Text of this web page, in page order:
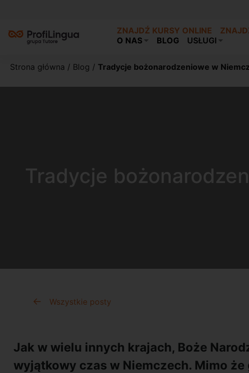
ZNAJDŹ KURSY ONLINE
O NAS
BLOG USŁUGI
Strona główna / Blog / Tradycje bożonarodzeniowe w
Tradycje
Wszystkie posty
Jak w wielu innych krajach, Boże
wyjątkowy czas w Niemczech. Mimo że